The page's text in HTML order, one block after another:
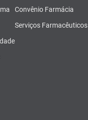
Convênio Farmácia
Serviços Farmacêuticos